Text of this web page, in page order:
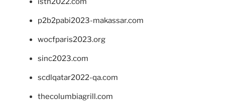
p2b2pabi2023-makassar.com
wocfparis2023.org
sinc2023.com
scdlqatar2022-qa.com
thecolumbiagrill.com